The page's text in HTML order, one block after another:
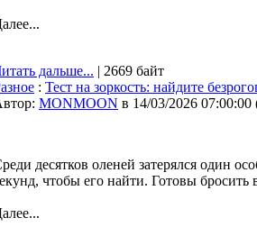
дальше... | 2669 байт
: Тест на зоркость: найдите
MONMOON в 14/03/2026 07:00:00
десятков оленей затерялся один
чтобы его найти. Готовы бросить